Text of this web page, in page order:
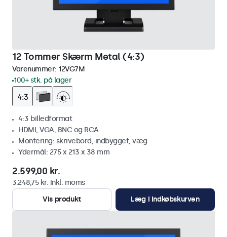
12 Tommer Skærm Metal (4:3)
Varenummer: 12VG7M
100+ stk. på lager
4:3 billedformat
HDMI, VGA, BNC og RCA
Montering: skrivebord, indbygget, væg
Ydermål: 275 x 213 x 38 mm
2.599,00 kr.
3.248,75 kr. inkl. moms
Vis produkt
Læg i indkøbskurven